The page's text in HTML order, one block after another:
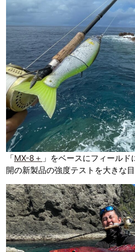
「MX-8＋ 」をベースにフィール
開の新製品の強度テストを大きな目